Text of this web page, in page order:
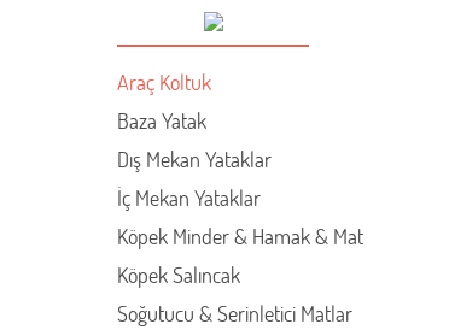
Araç Koltuk
Baza Yatak
Dış Mekan Yataklar
İç Mekan Yataklar
Köpek Minder & Hamak & Mat
Köpek Salıncak
Soğutucu & Serinletici Matlar